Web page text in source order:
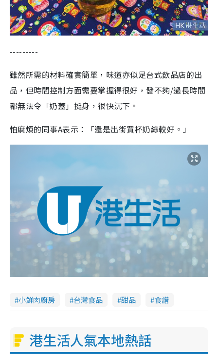
---------
雖然所需的材料確實簡單，味道亦似足台式飲品店的出
品，但時間控制方面需要掌握得很好，發不夠/過長時間
都無法令「奶蓋」挺身，很快沉下。
怕麻煩的同事A表示：「還是出街買杯奶綠較好。」
小鮮肉廚房 台灣食品 甜品 食譜
港生活人氣本地熱話